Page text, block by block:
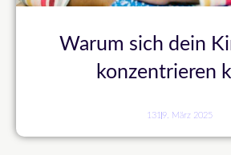
Warum sich dein
konzentrieren
131 9. März 2025